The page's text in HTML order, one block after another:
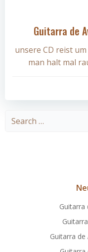
Guitarra de
unsere CD reist
man halt mal
Search
Guitarra
Guitarra de